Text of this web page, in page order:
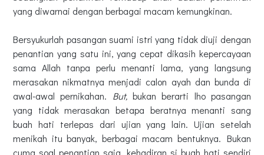
yang diwarnai dengan berbagai macam kemungkinan.
Bersyukurlah pasangan suami istri yang tidak diuji dengan
penantian yang satu ini, yang cepat dikasih kepercayaan
sama Allah tanpa perlu menanti lama, yang langsung
merasakan nikmatnya menjadi calon ayah dan bunda di
awal-awal pernikahan. But,bukan berarti lho pasangan
yang tidak merasakan betapa beratnya menanti sang
buah hati terlepas dari ujian yang lain. Ujian setelah
menikah itu banyak, berbagai macam bentuknya. Bukan